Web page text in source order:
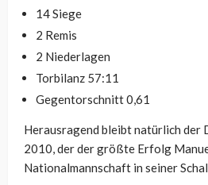
14 Siege
2 Remis
2 Niederlagen
Torbilanz 57:11
Gegentorschnitt 0,61
Herausragend bleibt natürlich der
2010, der der größte Erfolg
Nationalmannschaft in seiner